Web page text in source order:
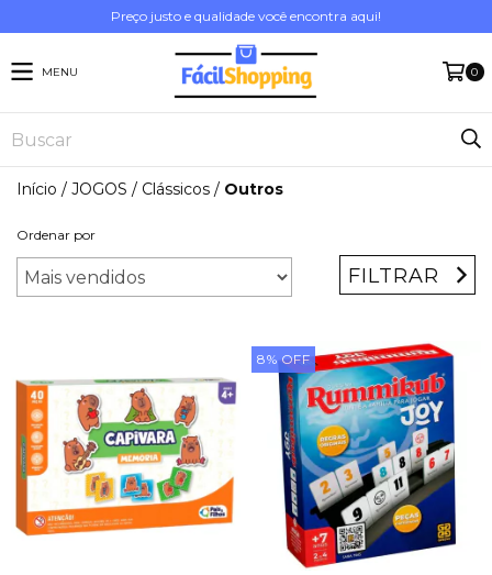
Preço justo e qualidade você encontra aqui!
MENU 0
Início / JOGOS / Clássicos / Outros
Ordenar por
FILTRAR
8%OFF